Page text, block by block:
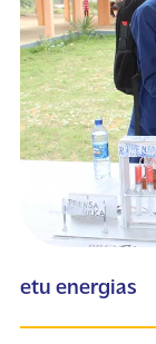
etu energias